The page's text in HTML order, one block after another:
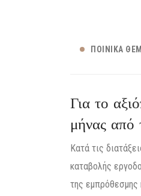
ΠΟΙΝΙΚΆ
Για το
μήνας από
Κατά τις
καταβολής
της